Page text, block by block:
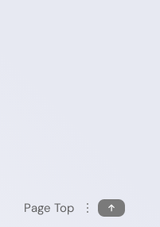
Page Top